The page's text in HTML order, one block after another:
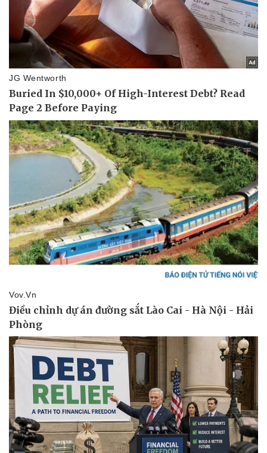
Sức khỏe
Dinh dưỡng - món ngon
Cây thuốc
Sản phụ khoa
Nhi khoa
Nam khoa
Làm đẹp - giảm cân
Phòng mạch online
Ăn sạch sống khỏe
Đời sống
Nhà đẹp
Tình yêu - Gia đình